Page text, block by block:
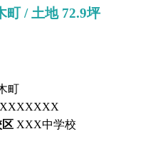
町 / 土地 72.9坪
町
区 XXX中学校